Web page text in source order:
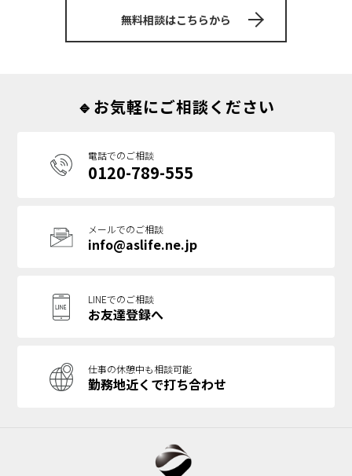
無料相談はこちらから
🔹お気軽にご相談ください
電話でのご相談
0120-789-555
メールでのご相談
info@aslife.ne.jp
LINEでのご相談
お友達登録へ
仕事の休憩中も相談可能
勤務地近くで打ち合わせ